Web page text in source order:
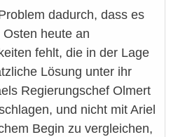
dadurch, dass es
heute an
fehlt, die in der Lage
Lösung unter ihr
Regierungschef Olmert
und nicht mit Ariel
Begin zu vergleichen,